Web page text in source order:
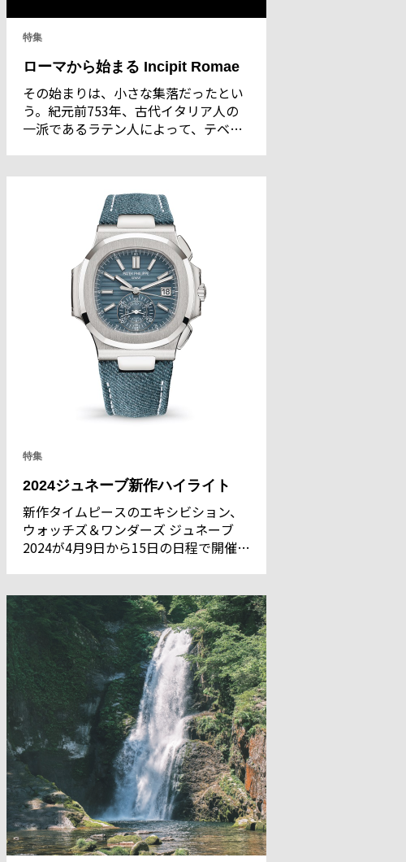
特集
ローマから始まる Incipit Romae
その始まりは、小さな集落だったとい
う。紀元前753年、古代イタリア人の
一派であるラテン人によって、テベレ
界に君臨するローマ帝国を築く端緒と
なったのは、ローマ街道の最初の道で
ある「アッピア街道」と、海外に初め
ての属州として手に入れた「シチリア
島」であろう。“街道の女王”の異名を
持つアッピア街道と、“地中海の交差
点”と呼ばれるシチリア島の記憶を訪ね
特集
2024ジュネーブ新作ハイライト
新作タイムピースのエキシビション、
ウォッチズ＆ワンダーズ ジュネーブ
2024が4月9日から15日の日程で開催さ
新作を発表。今年のハイライトとなる
モデルを紹介しながら、ウォッチのト
レンドや今後を占う。